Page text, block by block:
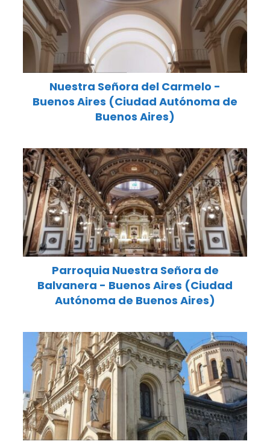
Nuestra Señora del Carmelo -
Buenos Aires (Ciudad Autónoma de
Buenos Aires)
Parroquia Nuestra Señora de
Balvanera - Buenos Aires (Ciudad
Autónoma de Buenos Aires)